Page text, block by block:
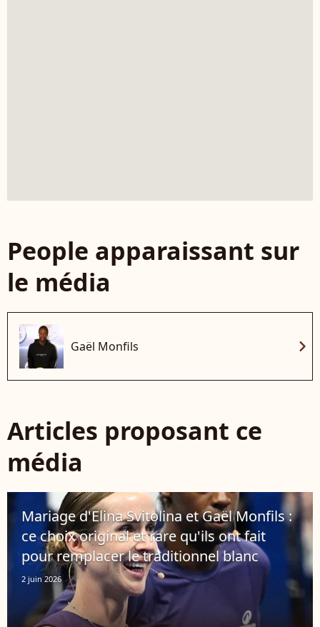
People apparaissant sur
le média
Gaël Monfils chevron_right
Articles proposant ce
média
Mariage d'Elina Svitolina et Gaël Monfils :
ce choix original et rare qu'ils ont fait
pour remplacer le traditionnel blanc
2 juin 2026